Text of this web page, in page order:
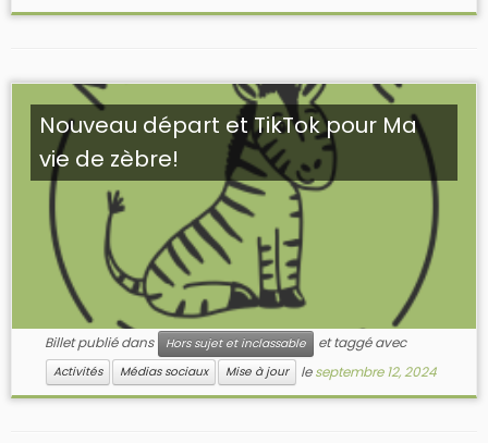
Nouveau départ et TikTok pour Ma
vie de zèbre!
Billet publié dans Hors sujet et inclassable et taggé avec
Activités Médias sociaux Mise à jour leseptembre 12, 2024